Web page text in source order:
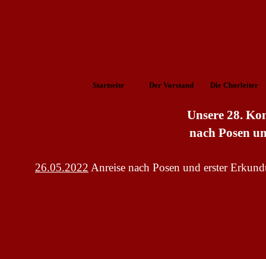
Startseite Der Vorstand Die Chorleiter
Unsere 28.
nach Posen
26.05.2022 Anreise nach Posen und erster